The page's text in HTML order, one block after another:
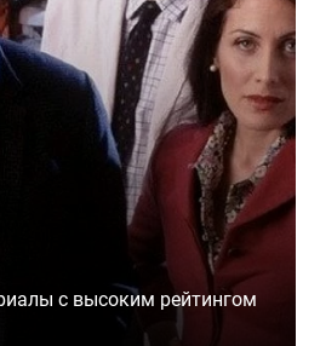
с высоким рейтингом